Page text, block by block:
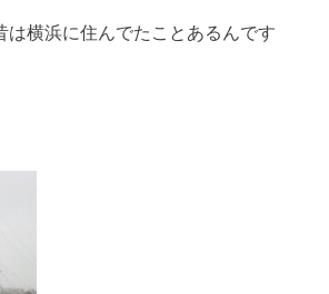
は横浜に住んでたことあるんです